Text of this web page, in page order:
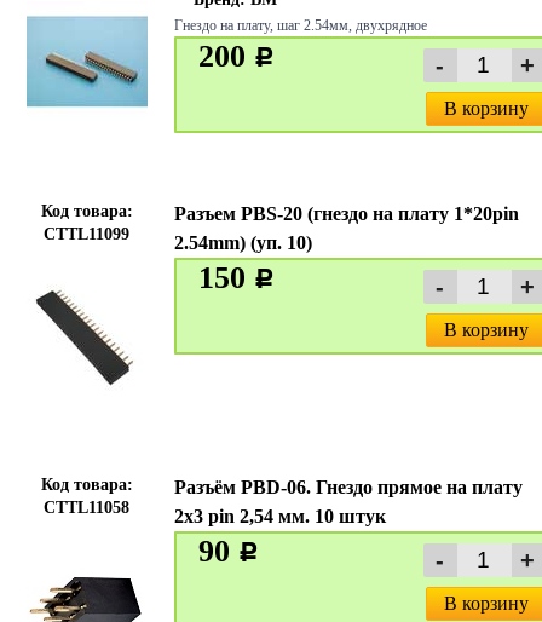
Гнездо на плату, шаг 2.54мм, двухрядное
200 c
В корзину
Код товара:
CTTL11099
Разъем PBS-20 (гнездо на плату 1*20pin
2.54mm) (уп. 10)
150 c
В корзину
Код товара:
CTTL11058
Разъём PBD-06. Гнездо прямое на плату
2х3 pin 2,54 мм. 10 штук
90 c
В корзину